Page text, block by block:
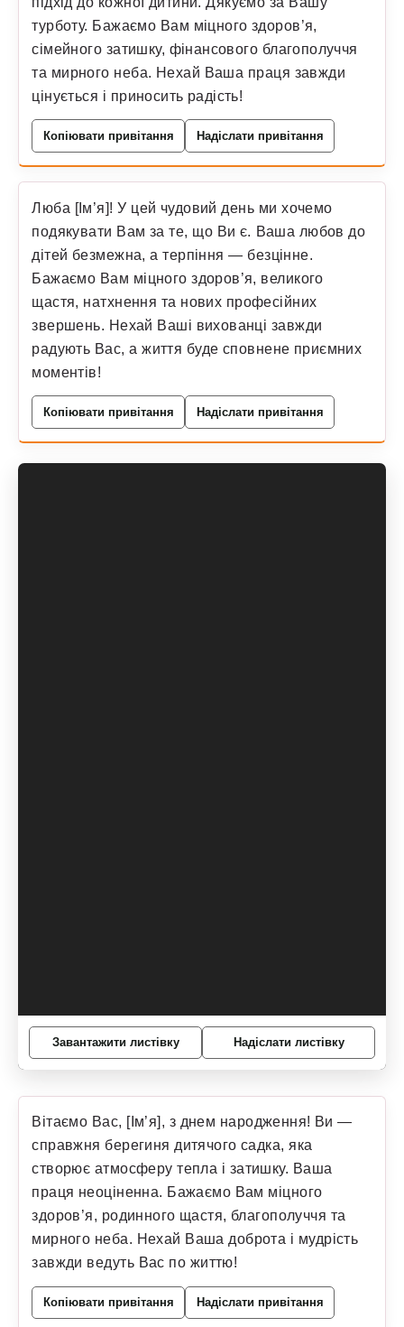
турботу. Бажаємо Вам міцного здоров’я,
сімейного затишку, фінансового благополуччя
та мирного неба. Нехай Ваша праця завжди
цінується і приносить радість!
Копіювати привітання Надіслати привітання
Люба [Ім’я]! У цей чудовий день ми хочемо
подякувати Вам за те, що Ви є. Ваша любов до
дітей безмежна, а терпіння — безцінне.
Бажаємо Вам міцного здоров’я, великого
щастя, натхнення та нових професійних
звершень. Нехай Ваші вихованці завжди
радують Вас, а життя буде сповнене приємних
моментів!
Копіювати привітання Надіслати привітання
Завантажити листівку Надіслати листівку
Вітаємо Вас, [Ім’я], з днем народження! Ви —
справжня берегиня дитячого садка, яка
створює атмосферу тепла і затишку. Ваша
праця неоціненна. Бажаємо Вам міцного
здоров’я, родинного щастя, благополуччя та
мирного неба. Нехай Ваша доброта і мудрість
завжди ведуть Вас по життю!
Копіювати привітання Надіслати привітання